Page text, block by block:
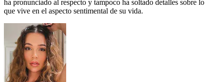
ha pronunciado al respecto y tampoco ha soltado detalles sobre lo
que vive en el aspecto sentimental de su vida.